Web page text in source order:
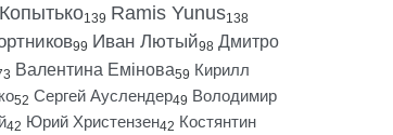
139 Ramis Yunus138
99 Иван Лютый98 Дмитро
Валентина Емінова59 Кирилл
52 Сергей Ауслендер49 Володимир
42 Юрий Христензен42 Костянтин